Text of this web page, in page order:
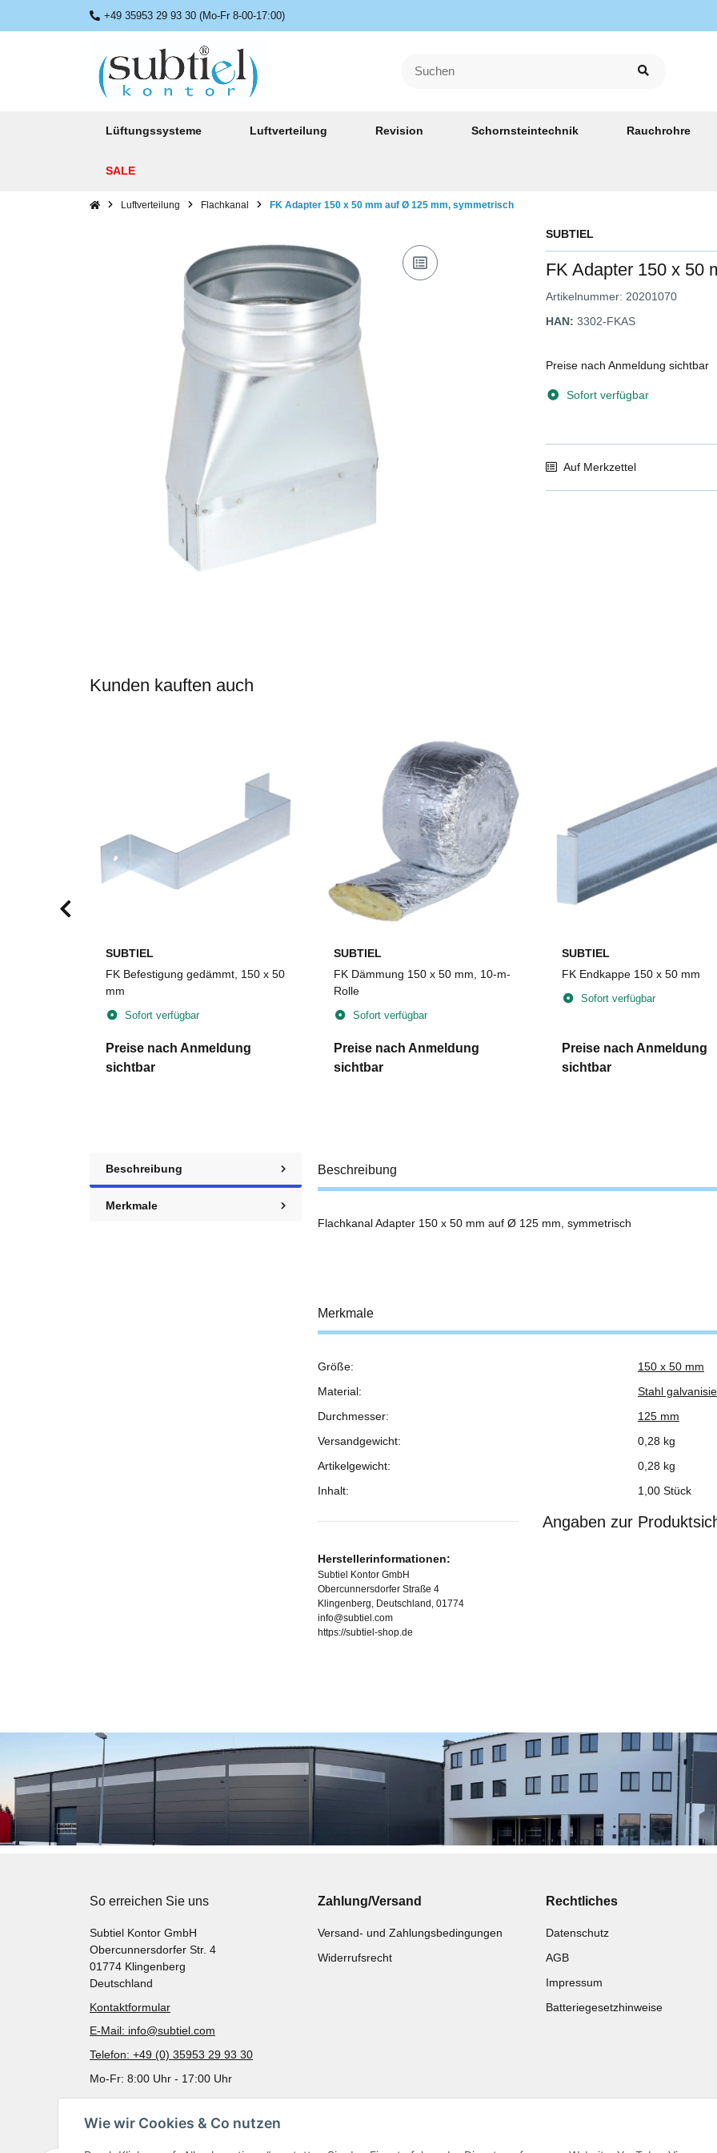
Wie wir Cookies & Co nutzen
+49 35953 29 93 30 (Mo-Fr 8-00-17:00)
Lüftungssysteme Luftverteilung Revision Schornsteintechnik Rauchrohre
SALE
Luftverteilung Flachkanal FK Adapter 150 x 50 mm auf Ø 125 mm, symmetrisch
SUBTIEL
FK Adapter 150 x 50
Artikelnummer: 20201070
HAN: 3302-FKAS
Preise nach Anmeldung sichtbar
Sofort verfügbar
Auf Merkzettel
Kunden kauften auch
SUBTIEL
FK Befestigung gedämmt, 150 x 50
mm
Sofort verfügbar
Preise nach Anmeldung
sichtbar
SUBTIEL
FK Dämmung 150 x 50 mm, 10-m-
Rolle
Sofort verfügbar
Preise nach Anmeldung
sichtbar
SUBTIEL
FK Endkappe 150 x 50 mm
Sofort verfügbar
Preise nach Anmeldung
sichtbar
Beschreibung
Merkmale
Beschreibung
Flachkanal Adapter 150 x 50 mm auf Ø 125 mm, symmetrisch
Merkmale
Produkteigenschaft
Wert
Größe:
150 x 50 mm
Material:
Stahl
Durchmesser:
125 mm
Versandgewicht:
0,28 kg
Artikelgewicht:
0,28 kg
Inhalt:
1,00 Stück
Angaben zur
Herstellerinformationen:
Subtiel Kontor GmbH
Obercunnersdorfer Straße 4
Klingenberg, Deutschland, 01774
info@subtiel.com
https://subtiel-shop.de
So erreichen Sie uns
Subtiel Kontor GmbH
Obercunnersdorfer Str. 4
01774 Klingenberg
Deutschland
Kontaktformular
E-Mail: info@subtiel.com
Telefon: +49 (0) 35953 29 93 30
Mo-Fr: 8:00 Uhr - 17:00 Uhr
Zahlung/Versand
Versand- und Zahlungsbedingungen
Widerrufsrecht
Rechtliches
Datenschutz
AGB
Impressum
Batteriegesetzhinweise